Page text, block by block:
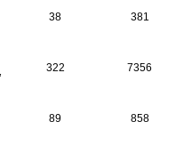
38 381
322 7356
89 858